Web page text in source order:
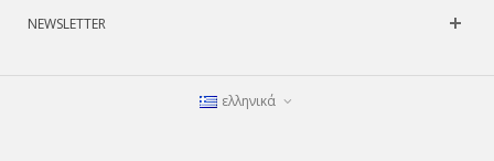
NEWSLETTER
ελληνικά